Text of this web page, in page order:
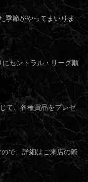
季節がやってまいりま
セントラル・リーグ順
て、各種賞品をプレゼ
で、詳細はご来店の際